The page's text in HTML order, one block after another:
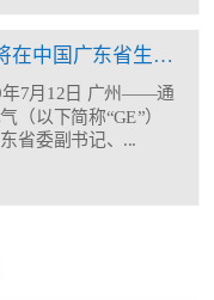
GE将在中国广东省生产制造12MW海上风机
年7月12日 广州——通
（以下简称“GE”）
省委副书记、...